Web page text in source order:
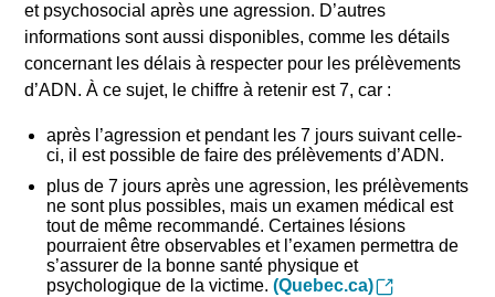
et psychosocial après une agression. D’autres
informations sont aussi disponibles, comme les détails
concernant les délais à respecter pour les prélèvements
d’ADN. À ce sujet, le chiffre à retenir est 7, car :
après l’agression et pendant les 7 jours suivant celle-
ci, il est possible de faire des prélèvements d’ADN.
plus de 7 jours après une agression, les prélèvements
ne sont plus possibles, mais un examen médical est
tout de même recommandé. Certaines lésions
pourraient être observables et l’examen permettra de
s’assurer de la bonne santé physique et
psychologique de la victime.(Quebec.ca)